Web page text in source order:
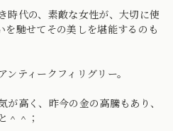
時代の、素敵な女性が、大切に使
馳せてその美しを堪能するのも
ティークフィリグリー。
高く、昨今の金の高騰もあり、
＾＾；